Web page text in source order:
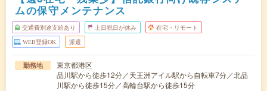
ムの保守メンテナンス
交通費別途支給あり 土日祝日が休み 在宅・リモート
WEB登録OK 派遣
勤務地
東京都港区
品川駅から徒歩12分／天王洲アイル駅から自転車7分／北品
川駅から徒歩15分／高輪台駅から徒歩15分